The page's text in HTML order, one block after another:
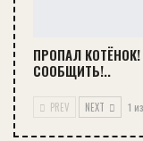
ПРОПАЛ
СООБЩИТЬ!..
PREV NEXT 1